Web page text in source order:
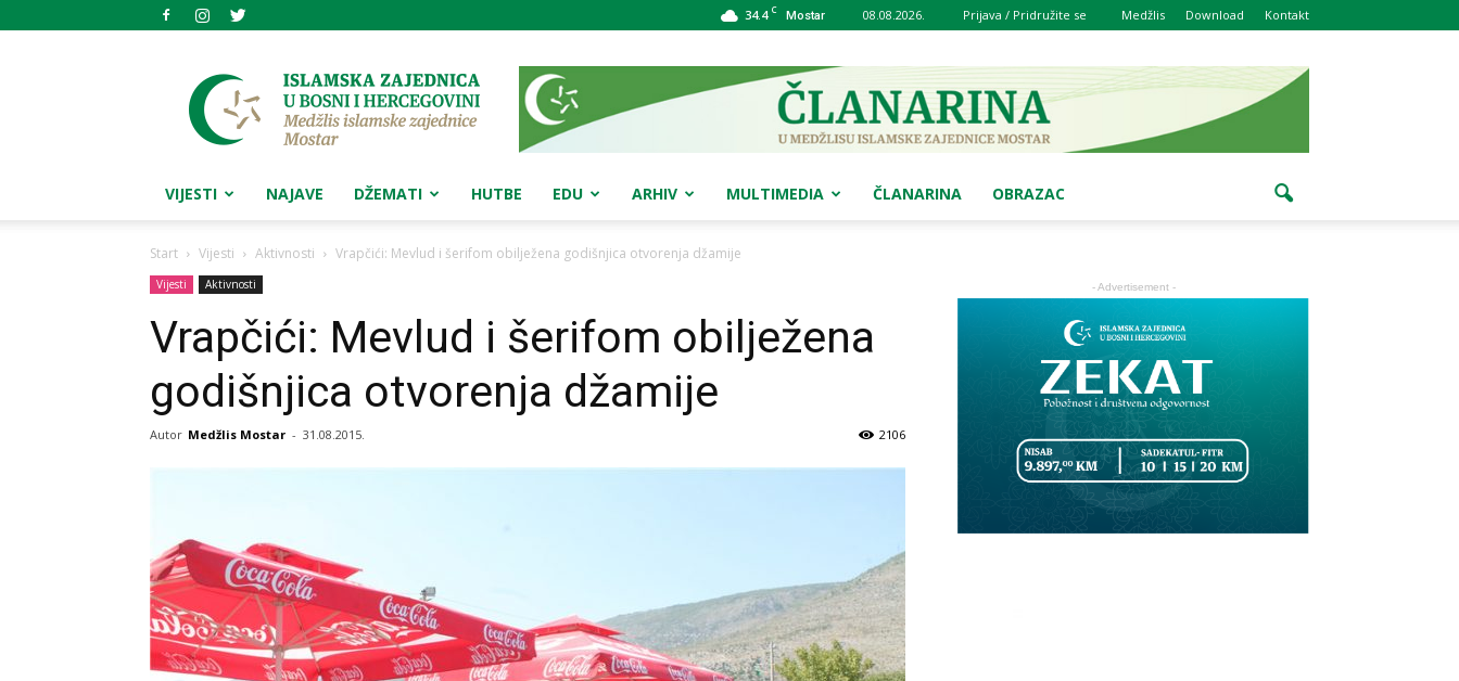
34.4 C Mostar 08.08.2026. Prijava / Pridružite se Medžlis Download Kontakt
Medžlis
islamske
zajednice
Mostar
VIJESTI NAJAVE DŽEMATI HUTBE EDU ARHIV MULTIMEDIA ČLANARINA OBRAZAC
Start Vijesti Aktivnosti Vrapčići: Mevlud i šerifom obilježena godišnjica otvorenja džamije
Vijesti Aktivnosti
Vrapčići: Mevlud i šerifom obilježena
godišnjica otvorenja džamije
Autor Medžlis Mostar - 31.08.2015. 2106
- Advertisement -